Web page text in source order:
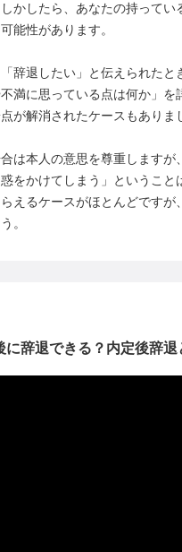
かしたら、あなたの持ってい
能性があります。
辞退したい」と伝えられたと
満に思っている点は何か」を
が解消されたケースもありま
は本人の意思を尊重します
をかけてしまう」というこ
えるケースがほとんどです
。
辞退できる？内定後辞退